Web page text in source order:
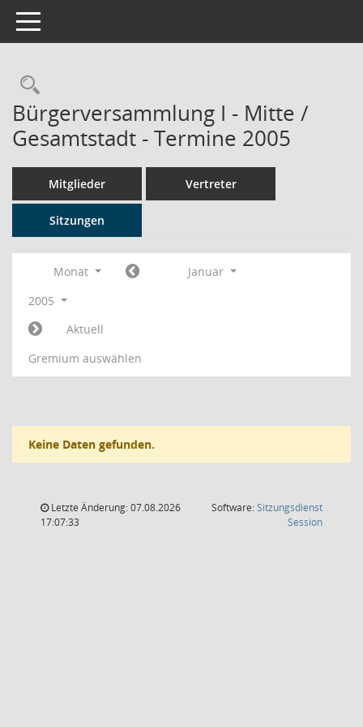
Toggle navigation
Rechercheauswahl
Bürgerversammlung I - Mitte /
Gesamtstadt - Termine 2005
Mitglieder Vertreter
Sitzungen
Monat
Januar
2005
Aktuell
Gremium auswählen
Keine Daten gefunden.
Letzte Änderung: 07.08.2026
17:07:33
Software:Sitzungsdienst
Session(Wird in